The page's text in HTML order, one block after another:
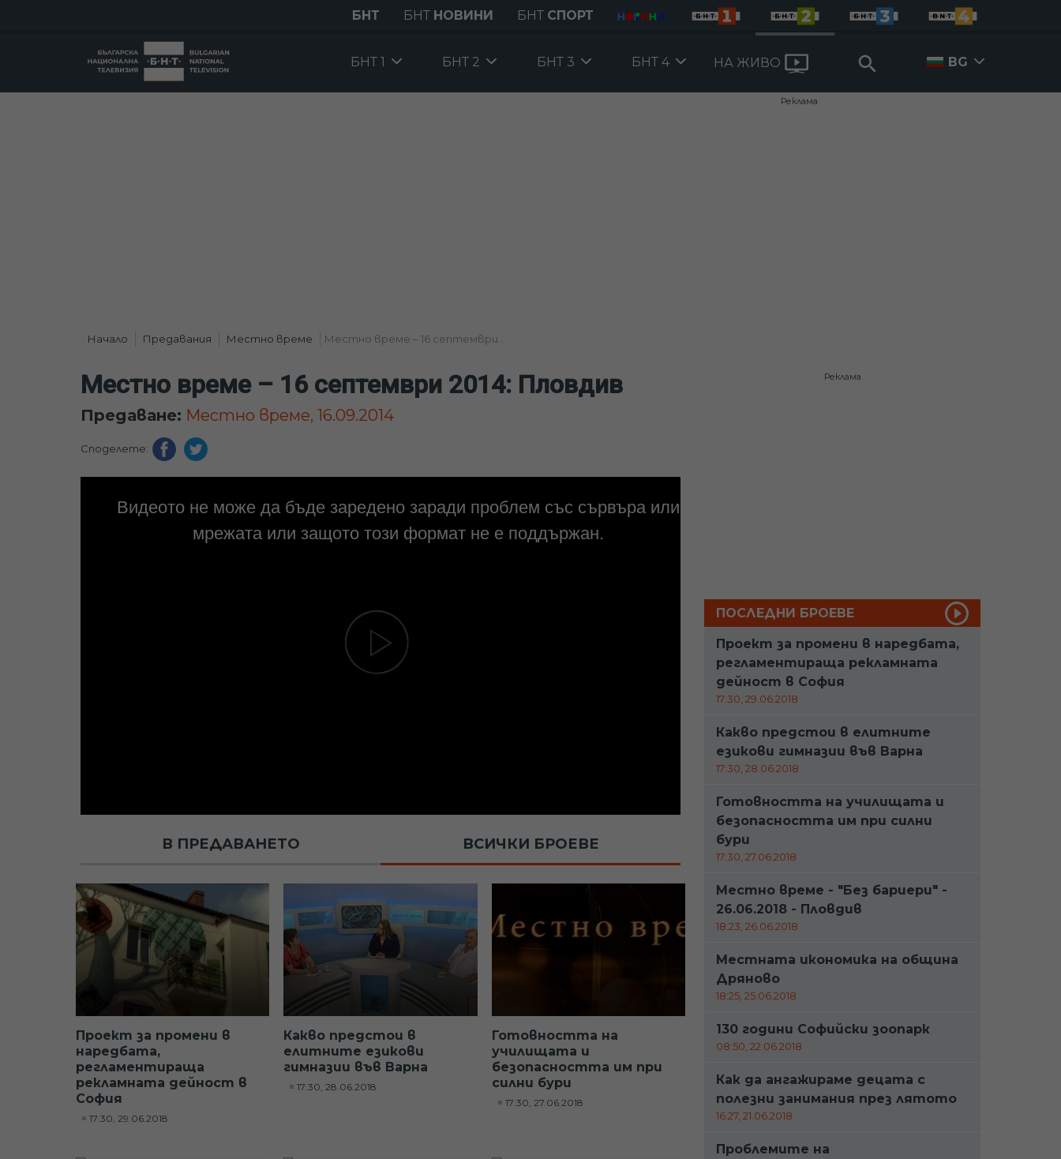
БНТ БНТ НОВИНИ БНТ СПОРТ
БНТ 1 БНТ 2 БНТ 3 БНТ 4 НА ЖИВО BG
Реклама
Начало Предавания Местно време Местно време – 16 септември...
Местно време – 16 септември 2014: Пловдив
Предаване: Местно време, 16.09.2014
Споделете:
Видеото не може да бъде заредено заради проблем със сървъра или
мрежата или защото този формат не е поддържан.
В ПРЕДАВАНЕТО ВСИЧКИ БРОЕВЕ
Проект за промени в
наредбата,
регламентираща
рекламната дейност в
София
17:30, 29.06.2018
Какво предстои в
елитните езикови
гимназии във Варна
17:30, 28.06.2018
Готовността на
училищата и
безопасността им при
силни бури
17:30, 27.06.2018
Реклама
ПОСЛЕДНИ БРОЕВЕ
Проект за промени в наредбата,
регламентираща рекламната
дейност в София
17:30, 29.06.2018
Какво предстои в елитните
езикови гимназии във Варна
17:30, 28.06.2018
Готовността на училищата и
безопасността им при силни
бури
17:30, 27.06.2018
Местно време - "Без бариери" -
26.06.2018 - Пловдив
18:23, 26.06.2018
Местната икономика на община
Дряново
18:25, 25.06.2018
130 години Софийски зоопарк
08:50, 22.06.2018
Как да ангажираме децата с
полезни занимания през лятото
16:27, 21.06.2018
Проблемите на